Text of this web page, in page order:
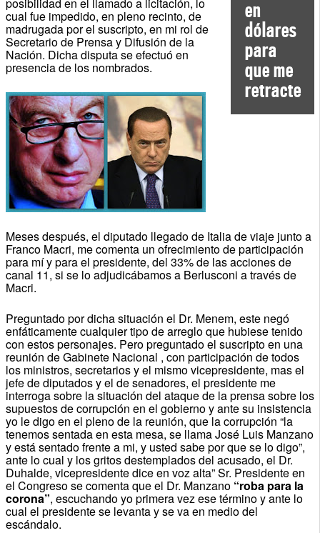
en
dólares
para
que me
retracte
cual fue impedido, en pleno recinto, de
madrugada por el suscripto, en mi rol de
Secretario de Prensa y Difusión de la
Nación. Dicha disputa se efectuó en
presencia de los nombrados.
Meses después, el diputado llegado de Italia de viaje junto a
Franco Macri, me comenta un ofrecimiento de participación
para mí y para el presidente, del 33% de las acciones de
canal 11, si se lo adjudicábamos a Berlusconi a través de
Macri.
Preguntado por dicha situación el Dr. Menem, este negó
enfáticamente cualquier tipo de arreglo que hubiese tenido
con estos personajes. Pero preguntado el suscripto en una
reunión de Gabinete Nacional , con participación de todos
los ministros, secretarios y el mismo vicepresidente, mas el
jefe de diputados y el de senadores, el presidente me
interroga sobre la situación del ataque de la prensa sobre los
supuestos de corrupción en el gobierno y ante su insistencia
yo le digo en el pleno de la reunión, que la corrupción “la
tenemos sentada en esta mesa, se llama José Luis Manzano
y está sentado frente a mi, y usted sabe por que se lo digo”,
ante lo cual y los gritos destemplados del acusado, el Dr.
Duhalde, vicepresidente dice en voz alta” Sr. Presidente en
el Congreso se comenta que el Dr. Manzano “roba para la
corona”, escuchando yo primera vez ese término y ante lo
cual el presidente se levanta y se va en medio del
escándalo.